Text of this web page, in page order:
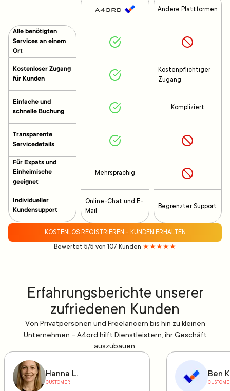
Alle benötigten
Services an einem
Ort
Kostenloser Zugang
für Kunden
Einfache und
schnelle Buchung
Transparente
Servicedetails
Für Expats und
Einheimische
geeignet
Individueller
Kundensupport
Mehrsprachig
Online-Chat und E-
Mail
Andere Plattformen
Kostenpflichtiger
Zugang
Kompliziert
Begrenzter Support
KOSTENLOS REGISTRIEREN - KUNDEN ERHALTEN
Bewertet 5/5 von 107 Kunden ★★★★★
Erfahrungsberichte unserer
zufriedenen Kunden
Von Privatpersonen und Freelancern bis hin zu kleinen
Unternehmen – A4ord hilft Dienstleistern, ihr Geschäft
auszubauen.
Hanna L.
CUSTOMER
Ben